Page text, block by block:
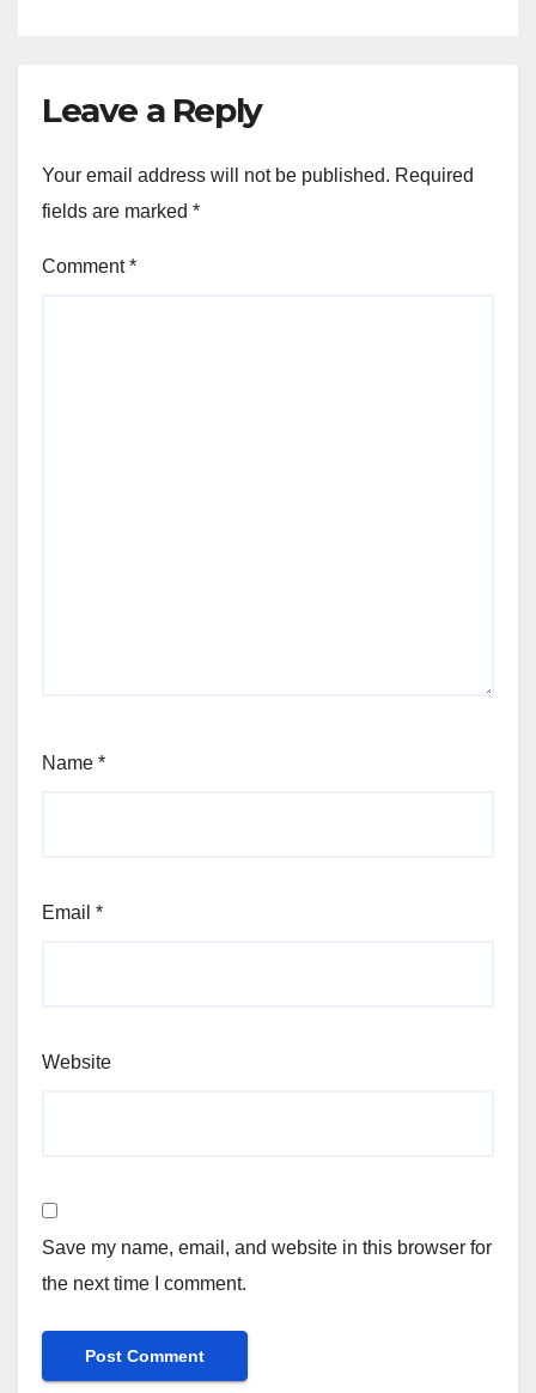
Leave a Reply
Your email address will not be published. Required
fields are marked *
Comment*
Name *
Email *
Website
Save my name, email, and website in this browser for
the next time I comment.